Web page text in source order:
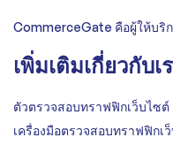
CommerceGate คือผู้ให้บริ
เพิ่มเติมเกี่ยวกับเ
ตัวตรวจสอบทราฟฟิกเว็บไซต์
เครื่องมือตรวจสอบทราฟฟิกเ